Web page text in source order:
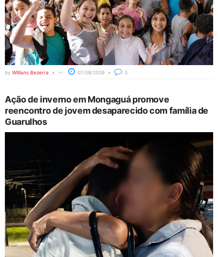
by Willians Bezerra 07/08/2026 0
Ação de inverno em Mongaguá promove
reencontro de jovem desaparecido com família de
Guarulhos